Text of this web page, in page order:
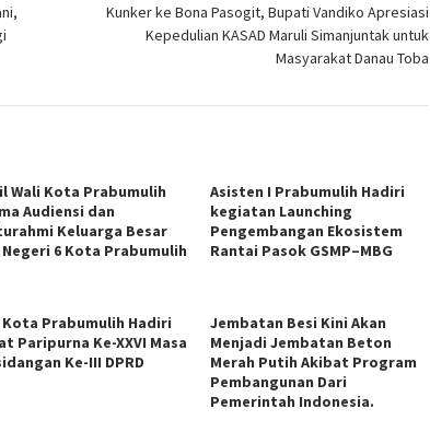
Kunker ke Bona Pasogit, Bupati Vandiko Apresiasi
Kepedulian KASAD Maruli Simanjuntak untuk
Masyarakat Danau Toba
Wali Kota Prabumulih
Audiensi dan
Keluarga Besar
Negeri 6 Kota Prabumulih
Asisten I Prabumulih Hadiri
kegiatan Launching
Pengembangan Ekosistem
Rantai Pasok GSMP–MBG
Kota Prabumulih Hadiri
Paripurna Ke-XXVI Masa
Ke-III DPRD
Jembatan Besi Kini Akan
Menjadi Jembatan Beton
Merah Putih Akibat Program
Pembangunan Dari
Pemerintah Indonesia.